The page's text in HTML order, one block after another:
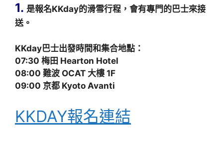
1. 是報名KKday的滑雪行程，會有專門的巴士來接
送。
KKday巴士出發時間和集合地點：
07:30 梅田 Hearton Hotel
08:00 難波 OCAT 大樓 1F
09:00 京都 Kyoto Avanti
KKDAY報名連結